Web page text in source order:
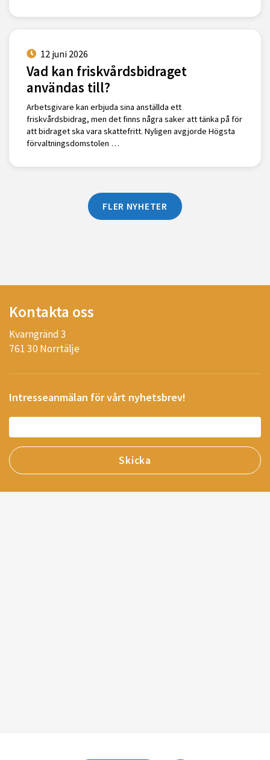
12 juni 2026
Vad kan friskvårdsbidraget
användas till?
Arbetsgivare kan erbjuda sina anställda ett
friskvårdsbidrag, men det finns några saker att tänka på för
att bidraget ska vara skattefritt. Nyligen avgjorde Högsta
förvaltningsdomstolen …
FLER NYHETER
Kontakta oss
Kvarngränd 3
761 30 Norrtälje
Intresseanmälan för vårt nyhetsbrev!